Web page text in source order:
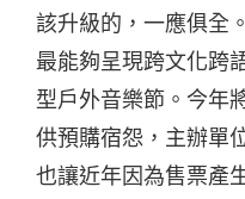
該升級的，一應俱全。
最能夠呈現跨文化跨
型戶外音樂節。 今年
供預購宿怨，主辦單
也讓近年因為售票產